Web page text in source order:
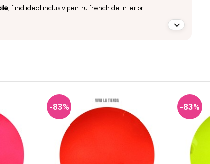
, fiind ideal inclusiv pentru french de interior.
-83% -83%